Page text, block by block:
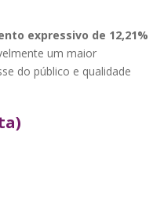
expressivo de 12,21%
um maior
do público e qualidade